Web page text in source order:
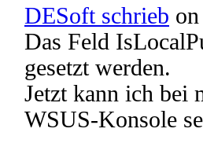
DESoft schrieb
Das Feld
gesetzt werden.
Jetzt kann ich bei
WSUS-Konsole